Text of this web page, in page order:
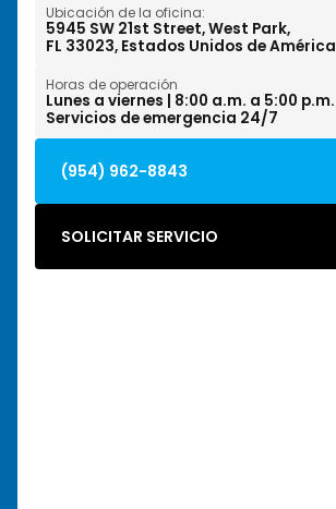
Wilton Manors, FL
Ubicación de la oficina:
5945 SW 21st Street, West Park,
FL 33023, Estados Unidos de América
Horas de operación
Lunes a viernes | 8:00 a.m. a 5:00 p.m.
Servicios de emergencia 24/7
(954) 962-8843
SOLICITAR SERVICIO